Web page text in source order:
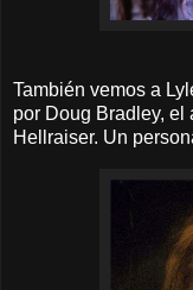
También vemos a
por Doug Bradley, el
Hellraiser. Un